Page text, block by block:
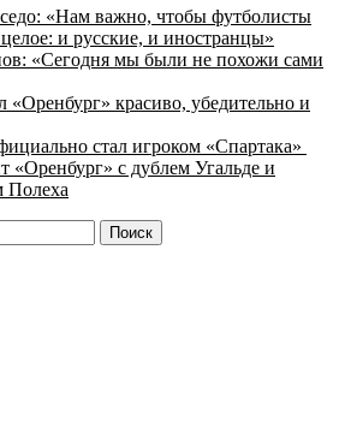
«Нам важно, чтобы футболисты
и русские, и иностранцы»
«Сегодня мы были не похожи сами
«Оренбург» красиво, убедительно и
стал игроком «Спартака»
«Оренбург» с дублем Угальде и
Полеха